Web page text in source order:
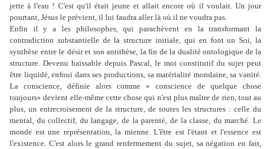
jette à l'eau ! C'est qu'il était jeune et allait encore où il voulait. Un jour
pourtant, Jésus le prévient, il lui faudra aller là où il ne voudra pas.
Enfin il y a les philosophes, qui parachèvent en la transformant la
contradiction substantielle de la structure initiale, qui en font un Soi, la
synthèse entre le désir et son antithèse, la fin de la dualité ontologique de la
structure. Devenu haïssable depuis Pascal, le moi constitutif du sujet peut
être liquidé, enfoui dans ses productions, sa matérialité mondaine, sa vanité.
La conscience, définie alors comme « conscience de quelque chose
toujours» devient elle-même cette chose qui n'est plus maître de rien, tout au
plus, un entrecroisement de la structure, de toutes les structures : celle du
mental, du collectif, du langage, de la parenté, de la classe, du marché. Le
monde est une représentation, la mienne. L'être est l'étant et l'essence est
l'existence. C'est alors le grand renfermement du sujet, sa négation en fait,